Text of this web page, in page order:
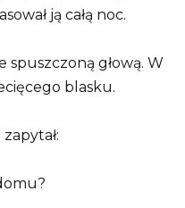
ją całą noc.
spuszczoną głową. W
blasku.